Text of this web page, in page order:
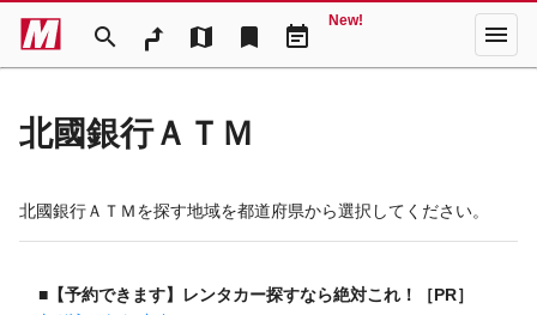
search map bookmark event_note
New! menu
北國銀行ＡＴＭ
北國銀行ＡＴＭを探す地域を都道府県から選択してください。
■【予約できます】レンタカー探すなら絶対これ！［PR］